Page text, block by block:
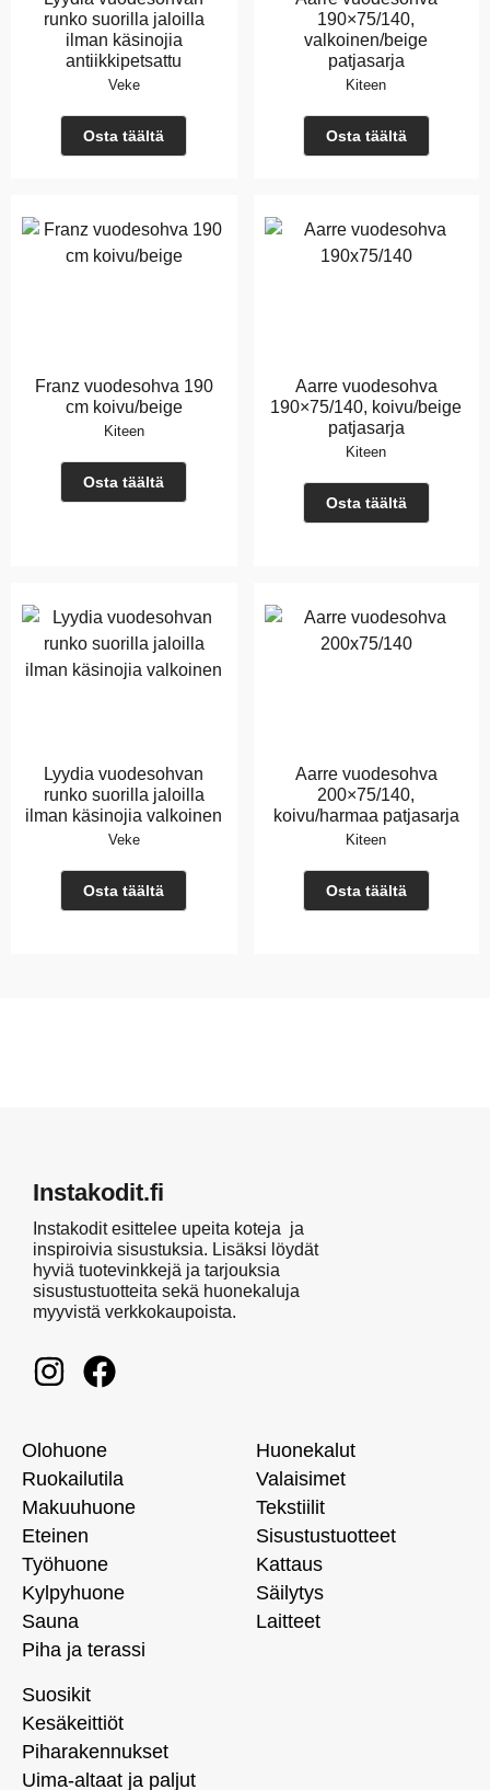
runko suorilla jaloilla
ilman käsinojia
antiikkipetsattu
Veke
Osta täältä
190×75/140,
valkoinen/beige
patjasarja
Kiteen
Osta täältä
Franz vuodesohva 190
cm koivu/beige
Kiteen
Osta täältä
Aarre vuodesohva
190×75/140, koivu/beige
patjasarja
Kiteen
Osta täältä
Lyydia vuodesohvan
runko suorilla jaloilla
ilman käsinojia valkoinen
Veke
Osta täältä
Aarre vuodesohva
200×75/140,
koivu/harmaa patjasarja
Kiteen
Osta täältä
Instakodit.fi
Instakodit esittelee upeita koteja ja
inspiroivia sisustuksia. Lisäksi löydät
hyviä tuotevinkkejä ja tarjouksia
sisustustuotteita sekä huonekaluja
myyvistä verkkokaupoista.
Olohuone
Ruokailutila
Makuuhuone
Eteinen
Työhuone
Kylpyhuone
Sauna
Piha ja terassi
Huonekalut
Valaisimet
Tekstiilit
Sisustustuotteet
Kattaus
Säilytys
Laitteet
Suosikit
Kesäkeittiöt
Piharakennukset
Uima-altaat ja paljut